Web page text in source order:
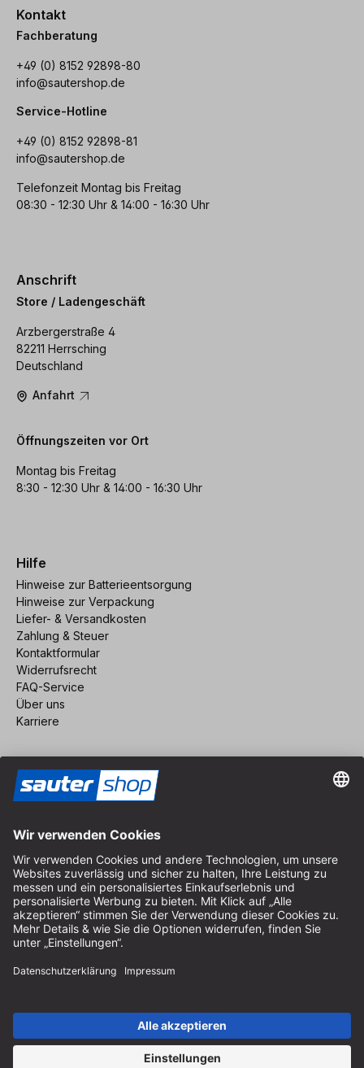
Kontakt
Fachberatung
+49 (0) 8152 92898-80
info@sautershop.de
Service-Hotline
+49 (0) 8152 92898-81
info@sautershop.de
Telefonzeit Montag bis Freitag
08:30 - 12:30 Uhr & 14:00 - 16:30 Uhr
Anschrift
Store / Ladengeschäft
Arzbergerstraße 4
82211 Herrsching
Deutschland
Anfahrt
Öffnungszeiten vor Ort
Montag bis Freitag
8:30 - 12:30 Uhr & 14:00 - 16:30 Uhr
Hilfe
Hinweise zur Batterieentsorgung
Hinweise zur Verpackung
Liefer- & Versandkosten
Zahlung & Steuer
Kontaktformular
Widerrufsrecht
FAQ-Service
Über uns
Karriere
Impressum
AGB
Datenschutz
Cookie-Einstellungen
© 2026 sauter GmbH
* kostenloser Versand ab 150 Euro Bestellwert innerhalb
Deutschlands für die Standard-Paketgrößen - ausgenommen
Sperrgut und Fracht
In Abh. des Lieferlandes kann die MwSt. an der Kasse variieren.